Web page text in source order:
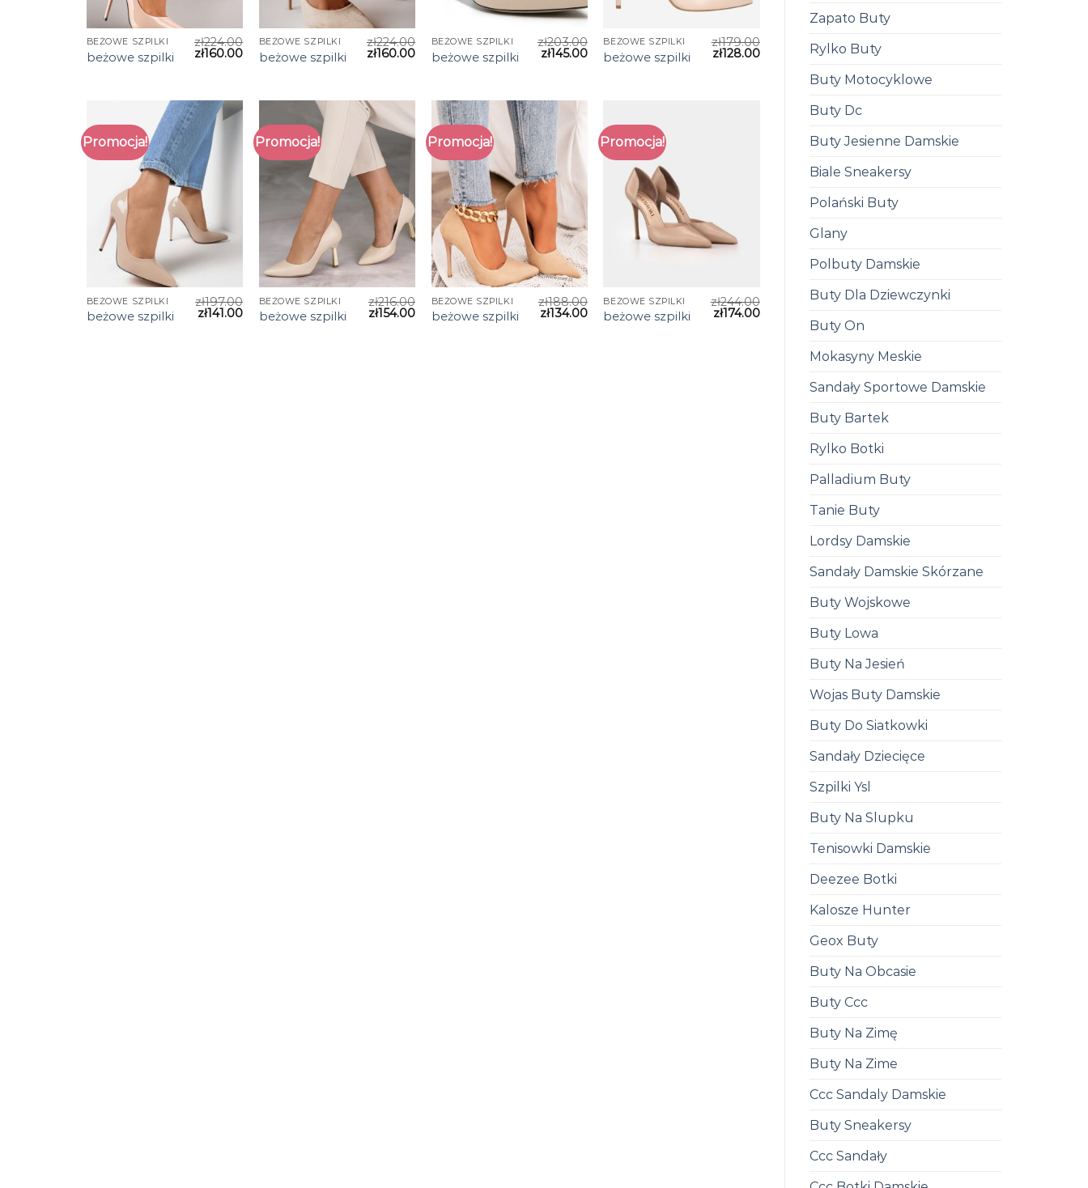
Zapato Buty
Rylko Buty
Buty Motocyklowe
Buty Dc
Buty Jesienne Damskie
Biale Sneakersy
Polański Buty
Glany
Polbuty Damskie
Buty Dla Dziewczynki
Buty On
Mokasyny Meskie
Sandały Sportowe Damskie
Buty Bartek
Rylko Botki
Palladium Buty
Tanie Buty
Lordsy Damskie
Sandały Damskie Skórzane
Buty Wojskowe
Buty Lowa
Buty Na Jesień
Wojas Buty Damskie
Buty Do Siatkowki
Sandały Dziecięce
Szpilki Ysl
Buty Na Slupku
Tenisowki Damskie
Deezee Botki
Kalosze Hunter
Geox Buty
Buty Na Obcasie
Buty Ccc
Buty Na Zimę
Buty Na Zime
Ccc Sandaly Damskie
Buty Sneakersy
Ccc Sandały
BEŻOWE SZPILKI
beżowe szpilki
zł224.00
zł160.00
BEŻOWE SZPILKI
beżowe szpilki
zł224.00
zł160.00
BEŻOWE SZPILKI
beżowe szpilki
zł203.00
zł145.00
BEŻOWE SZPILKI
beżowe szpilki
zł179.00
zł128.00
Promocja!
BEŻOWE SZPILKI
beżowe szpilki
zł197.00
zł141.00
Promocja!
BEŻOWE SZPILKI
beżowe szpilki
zł216.00
zł154.00
Promocja!
BEŻOWE SZPILKI
beżowe szpilki
zł188.00
zł134.00
Promocja!
BEŻOWE SZPILKI
beżowe szpilki
zł244.00
zł174.00